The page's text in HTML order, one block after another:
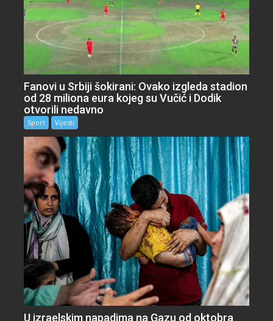
Fanovi u Srbiji šokirani: Ovako izgleda stadion
od 28 miliona eura kojeg su Vučić i Dodik
otvorili nedavno
Sport Vijesti
U izraelskim napadima na Gazu od oktobra